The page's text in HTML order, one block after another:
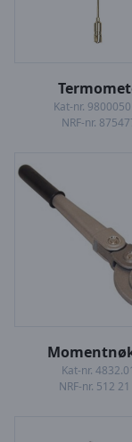
Kat-nr.
NRF-nr.
Kat-nr.
NRF-nr. 512